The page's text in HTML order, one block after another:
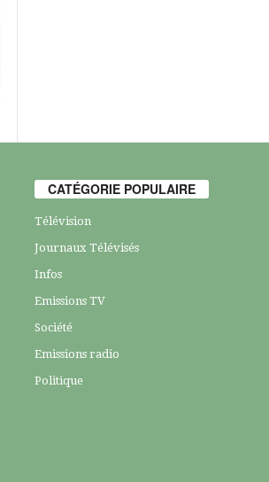
CATÉGORIE POPULAIRE
Télévision
Journaux Télévisés
Infos
Emissions TV
Société
Emissions radio
Politique